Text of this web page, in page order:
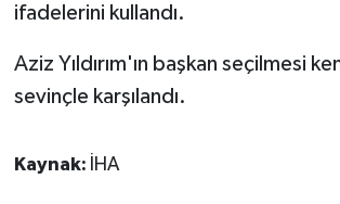
ifadelerini kullandı.
Aziz Yıldırım'ın başkan seçilmesi
sevinçle karşılandı.
Kaynak: İHA